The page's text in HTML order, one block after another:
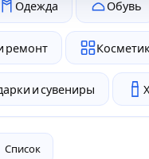
Одежда Обувь
ремонт
и сувениры
Список